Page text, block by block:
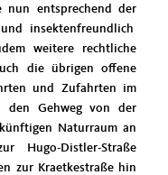
nun entsprechend der
insektenfreundlich
weitere rechtliche
die übrigen offene
und Zufahrten im
den Gehweg von der
Naturraum an
Hugo-Distler-Straße
zur Kraetkestraße hin